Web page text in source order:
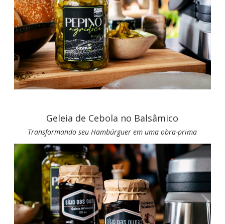
Geleia de Cebola no Balsâmico
Transformando seu Hambúrguer em uma obra-prima